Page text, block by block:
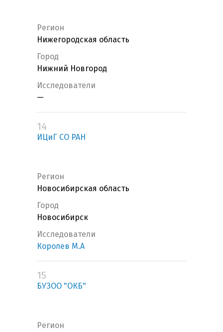
Регион
Нижегородская область
Город
Нижний Новгород
Исследователи
—
14
ИЦиГ СО РАН
Регион
Новосибирская область
Город
Новосибирск
Исследователи
Королев М.А
15
БУЗОО "ОКБ"
Регион